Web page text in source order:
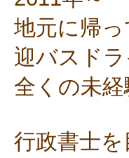
地元に帰
迎バスド
全くの未
行政書士